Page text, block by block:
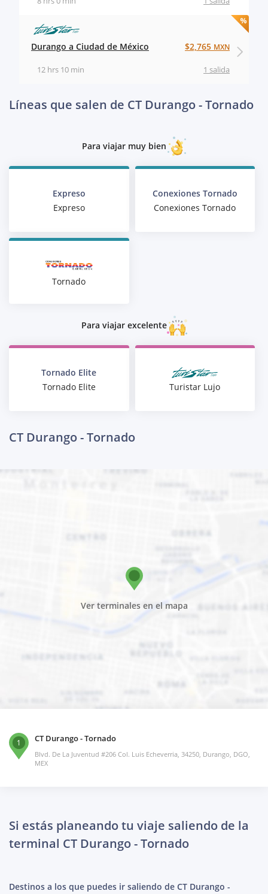
Durango a Ciudad de México
1 salida
12 hrs 10 min
$2,765 MXN
Líneas que salen de CT Durango - Tornado
Para viajar muy bien
Expreso
Expreso
Conexiones Tornado
Conexiones Tornado
Tornado
Para viajar excelente
Tornado Elite
Tornado Elite
Turistar Lujo
CT Durango - Tornado
Ver terminales en el mapa
1 CT Durango - Tornado
Blvd. De La Juventud #206 Col. Luis Echeverria, 34250, Durango, DGO,
MEX
Si estás planeando tu viaje saliendo de la
terminal CT Durango - Tornado
Destinos a los que puedes ir saliendo de CT Durango -